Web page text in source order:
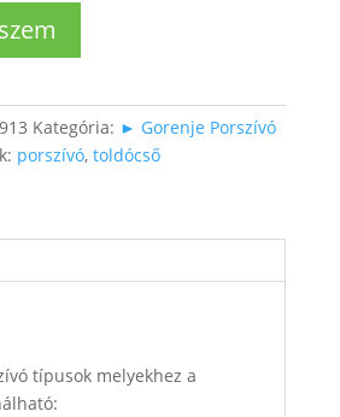
Kategória: ► Gorenje Porszívó
porszívó, toldócső
típusok melyekhez a